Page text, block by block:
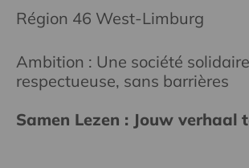
Région 46 West-Limburg
Ambition : Une société
respectueuse, sans barrières
Samen Lezen : Jouw verhaal